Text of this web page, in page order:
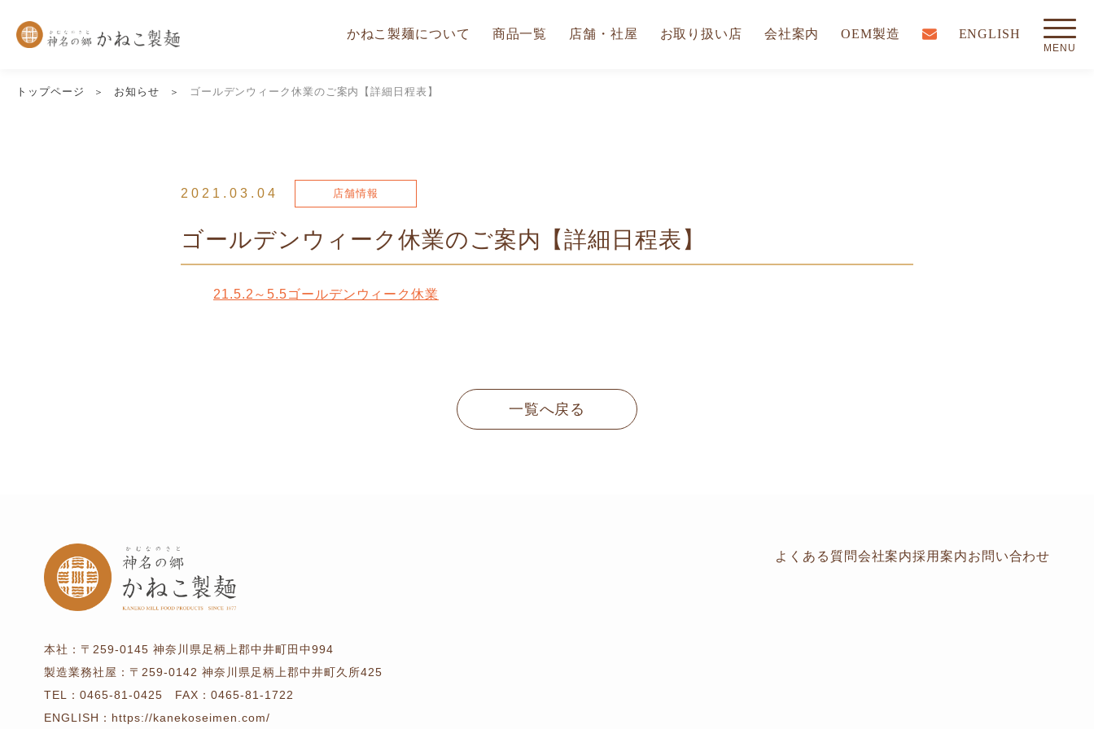
かねこ製麺について 商品一覧 店舗・社屋 お取り扱い店 会社案内 OEM製造 ENGLISH
トップページ お知らせ ゴールデンウィーク休業のご案内【詳細日程表】
2021.03.04 店舗情報
ゴールデンウィーク休業のご案内【詳細日程表】
21.5.2～5.5ゴールデンウィーク休業
一覧へ戻る
本社： 〒259-0145 神奈川県足柄上郡中井町田中994
製造業務社屋： 〒259-0142 神奈川県足柄上郡中井町久所425
TEL： 0465-81-0425 FAX：0465-81-1722
ENGLISH： https://kanekoseimen.com/
よくある質問会社案内採用案内お問い合わせ